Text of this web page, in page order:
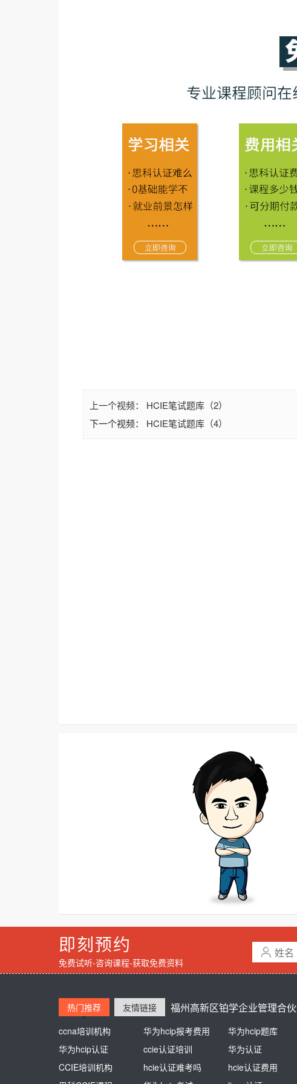
上一个视频： HCIE笔试题库（2）
下一个视频： HCIE笔试题库（4）
即刻预约
免费试听-咨询课程-获取免费资料
福州高新区铂学企业管理合
热门推荐
ccna培训机构
华为hcip报考费用
华为hcip题库
华为hcip认证
ccie认证培训
华为认证
CCIE培训机构
hcie认证难考吗
hcie认证费用
友情链接
熊猫同学
新东方英语培训
培训学校
江苏自考网
杭州高中辅导
高中一对一
思博盈通
AAA教育
少儿美术